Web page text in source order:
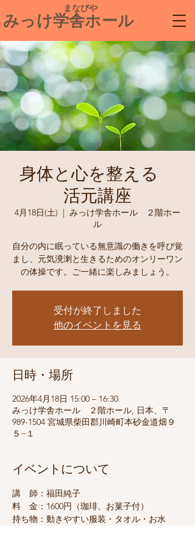
​ まなびや
みっけ学舎ホール
身体と心を整える
活元講座
4月18日(土)
  |
みっけ学舎ホール ２階ホー
ル
自分の内に眠っている無意識の働きを呼び覚
まし、元気溌溂と生きるためのオンリーワン
の体操です。ご一緒に楽しみましょう。
受付が終了しました
他のイベントを見る
日時・場所
2026年4月18日 15:00 – 16:30
みっけ学舎ホール ２階ホール, 日本、〒
989-1504 宮城県柴田郡川崎町本砂金道畑９
５−１
イベントについて
講　師：福田純子
料　金：1600円（珈琲、お菓子付）
持ち物：動きやすい服装・タオル・お水